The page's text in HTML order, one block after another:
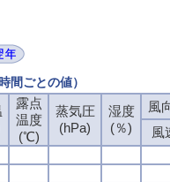
ごとの値）
露点
温度
(℃)
蒸気圧
(hPa)
湿度
(％)
風
風